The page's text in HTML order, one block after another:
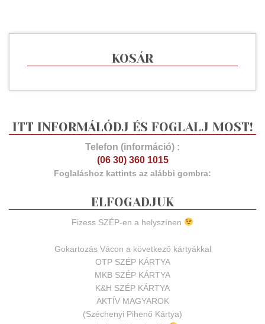
KOSÁR
ITT INFORMÁLÓDJ ÉS FOGLALJ MOST!
Telefon (információ) :
(06 30) 360 1015
Foglaláshoz kattints az alábbi gombra:
ELFOGADJUK
Fizess SZÉP-en a helyszínen
Gokartozás Vácon a következő kártyákkal
OTP SZÉP KÁRTYA
MKB SZÉP KÁRTYA
K&H SZÉP KÁRTYA
AKTÍV MAGYAROK
(Széchenyi Pihenő Kártya)